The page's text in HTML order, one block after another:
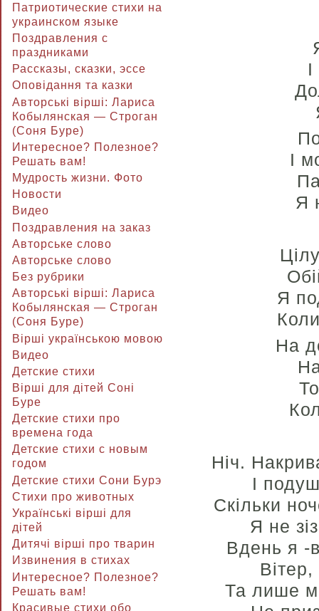
Патриотические стихи на
украинском языке
Поздравления с
праздниками
Рассказы, сказки, эссе
Оповідання та казки
Авторські вірші: Лариса
Кобылянская — Строган
(Соня Буре)
Интересное? Полезное?
Решать вам!
Мудрость жизни. Фото
Новости
Видео
Поздравления на заказ
Авторське слово
Авторське слово
Без рубрики
Авторські вірші: Лариса
Кобылянская — Строган
(Соня Буре)
Вірші українською мовою
Видео
Детские стихи
Вірші для дітей Соні
Буре
Детские стихи про
времена года
Детские стихи с новым
годом
Детские стихи Сони Бурэ
Стихи про животных
Українські вірші для
дітей
Дитячі вірші про тварин
Извинения в стихах
Интересное? Полезное?
Решать вам!
Красивые стихи обо
І
Я
Я
На
Ніч.
І
Скільки
Я не
Вдень я -
Та лише